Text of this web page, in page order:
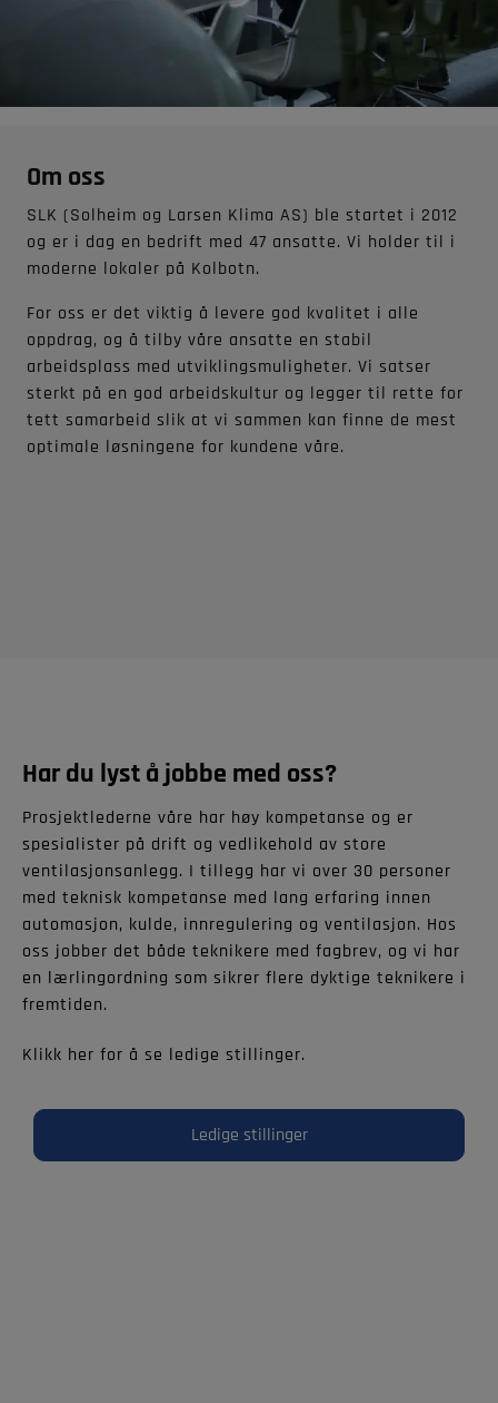
Automatiker
Kjøleteknikk
Klimaanlegg
Se alt innen
Serviceavtale
Ventilasjonsservice
Feilsøking
Se alt innen service
Prosjektering
Tilbake
Bærekraft
Ledige stillinger
Se alt innen om oss
Om oss
SLK (Solheim og Larsen Klima AS) ble startet i 2012
og er i dag en bedrift med 47 ansatte. Vi holder til i
moderne lokaler på Kolbotn.
For oss er det viktig å levere god kvalitet i alle
oppdrag, og å tilby våre ansatte en stabil
arbeidsplass med utviklingsmuligheter. Vi satser
sterkt på en god arbeidskultur og legger til rette for
tett samarbeid slik at vi sammen kan finne de mest
optimale løsningene for kundene våre.
Har du lyst å jobbe med oss?
Prosjektlederne våre har høy kompetanse og er
spesialister på drift og vedlikehold av store
ventilasjonsanlegg. I tillegg har vi over 30 personer
med teknisk kompetanse med lang erfaring innen
automasjon, kulde, innregulering og ventilasjon. Hos
oss jobber det både teknikere med fagbrev, og vi har
en lærlingordning som sikrer flere dyktige teknikere i
fremtiden.
Klikk her for å se ledige stillinger.
Ledige stillinger